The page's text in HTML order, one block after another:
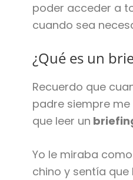
poder acceder a
cuando sea
¿Qué es un
Recuerdo que
padre siempre
que leer un
Yo le miraba
chino y sentía